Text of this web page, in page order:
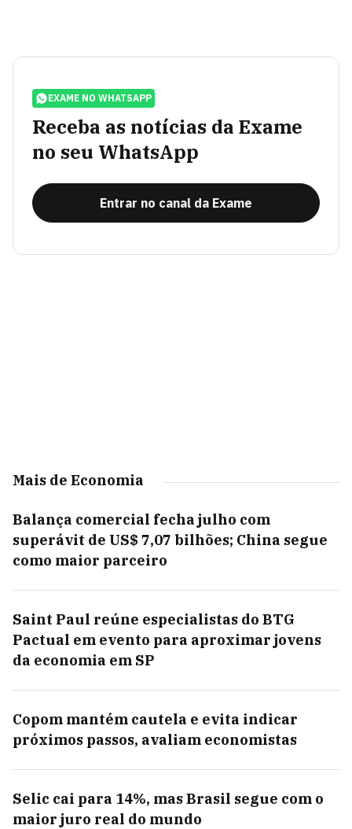
EXAME NO WHATSAPP
Receba as notícias da Exame
no seu WhatsApp
Entrar no canal da Exame
Mais de Economia
Balança comercial fecha julho com
superávit de US$ 7,07 bilhões; China segue
como maior parceiro
Saint Paul reúne especialistas do BTG
Pactual em evento para aproximar jovens
da economia em SP
Copom mantém cautela e evita indicar
próximos passos, avaliam economistas
Selic cai para 14%, mas Brasil segue com o
maior juro real do mundo